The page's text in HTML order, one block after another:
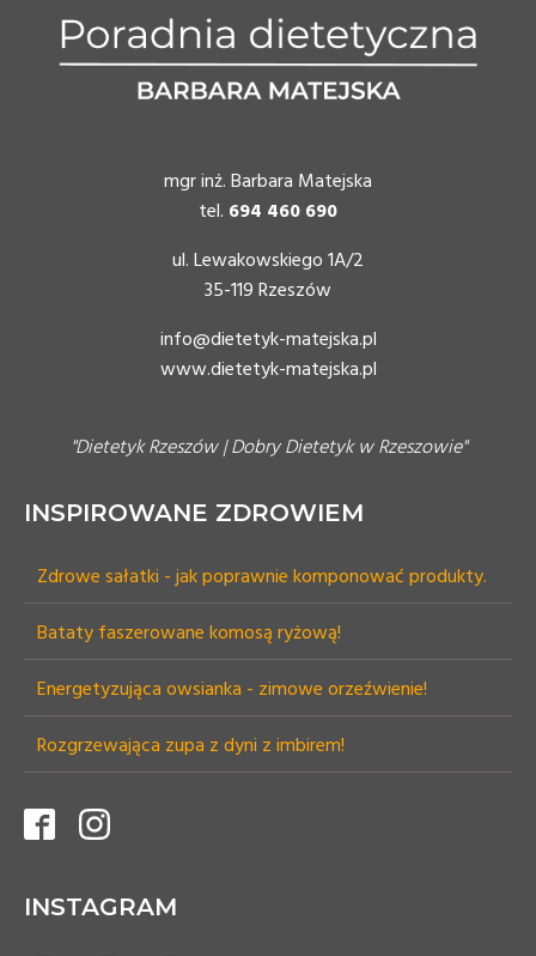
mgr inż. Barbara Matejska
tel. 694 460 690
ul. Lewakowskiego 1A/2
35-119 Rzeszów
info@dietetyk-matejska.pl
www.dietetyk-matejska.pl
"Dietetyk Rzeszów | Dobry Dietetyk w Rzeszowie"
INSPIROWANE ZDROWIEM
Zdrowe sałatki - jak poprawnie komponować produkty.
Bataty faszerowane komosą ryżową!
Energetyzująca owsianka - zimowe orzeźwienie!
Rozgrzewająca zupa z dyni z imbirem!
INSTAGRAM